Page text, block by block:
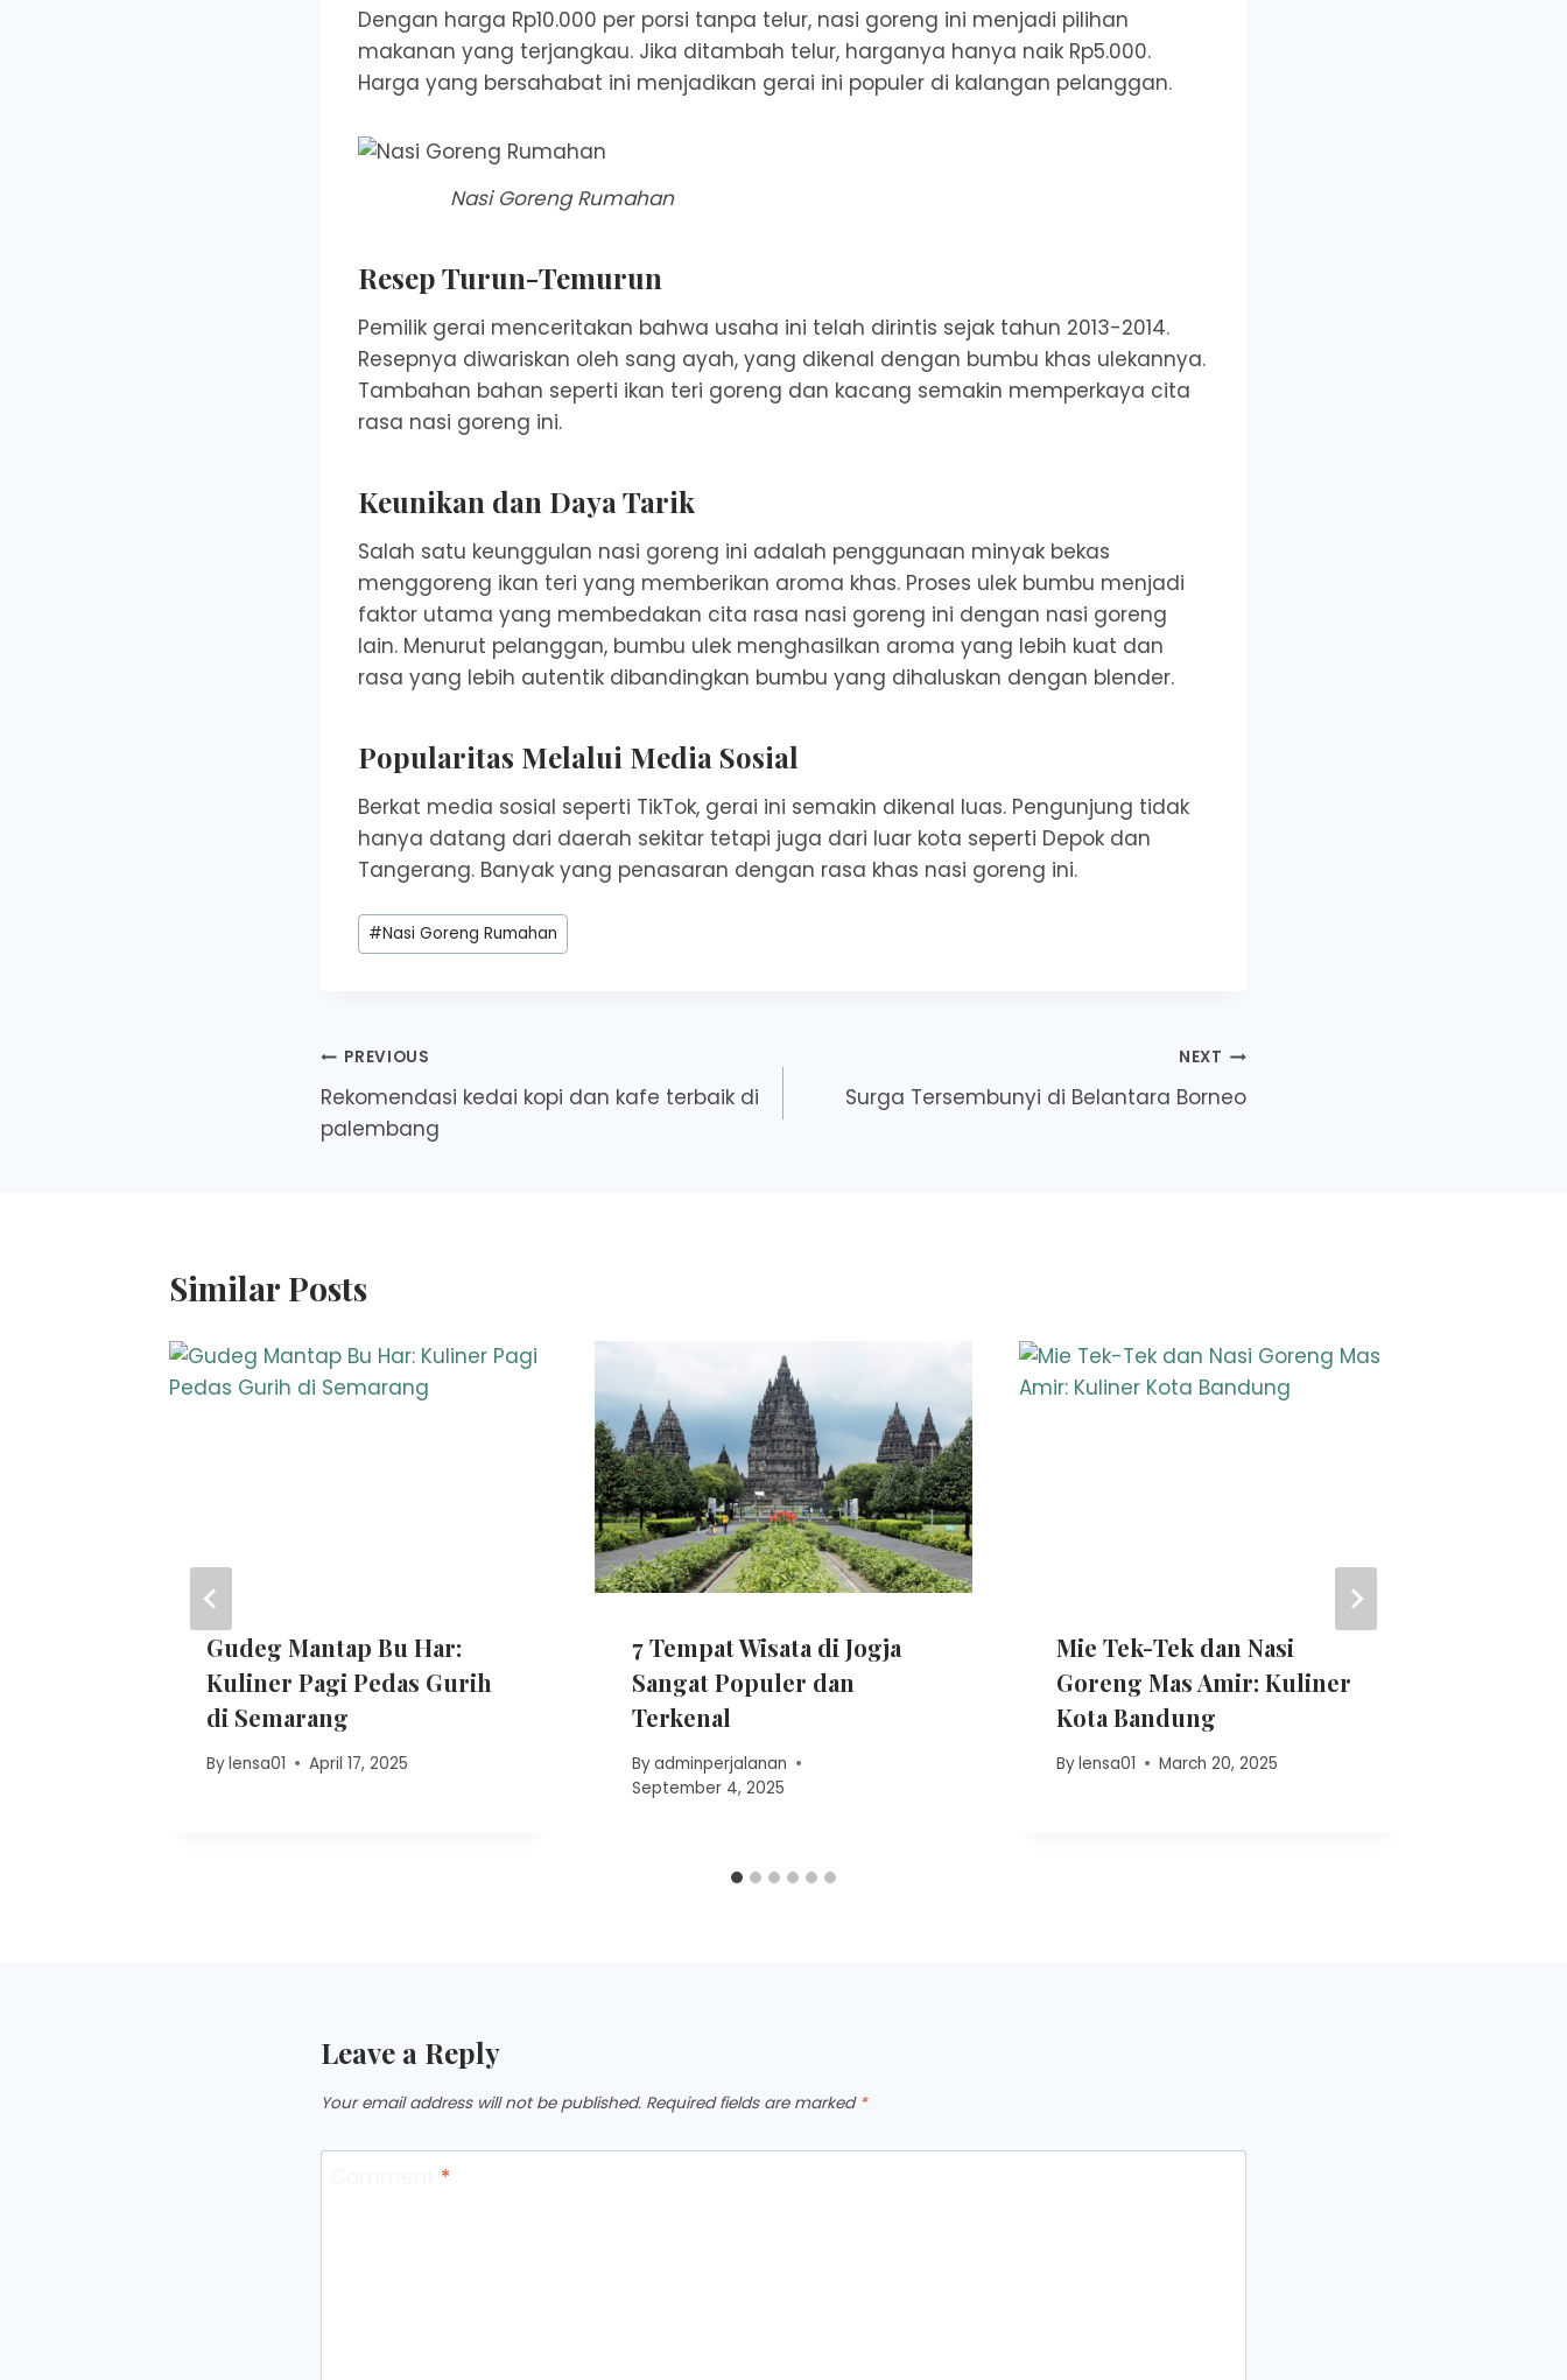
Dengan harga Rp10.000 per porsi tanpa telur, nasi goreng ini menjadi pilihan
makanan yang terjangkau. Jika ditambah telur, harganya hanya naik Rp5.000.
Harga yang bersahabat ini menjadikan gerai ini populer di kalangan pelanggan.
Nasi Goreng Rumahan
Resep Turun-Temurun
Pemilik gerai menceritakan bahwa usaha ini telah dirintis sejak tahun 2013-2014.
Resepnya diwariskan oleh sang ayah, yang dikenal dengan bumbu khas ulekannya.
Tambahan bahan seperti ikan teri goreng dan kacang semakin memperkaya cita
rasa nasi goreng ini.
Keunikan dan Daya Tarik
Salah satu keunggulan nasi goreng ini adalah penggunaan minyak bekas
menggoreng ikan teri yang memberikan aroma khas. Proses ulek bumbu menjadi
faktor utama yang membedakan cita rasa nasi goreng ini dengan nasi goreng
lain. Menurut pelanggan, bumbu ulek menghasilkan aroma yang lebih kuat dan
rasa yang lebih autentik dibandingkan bumbu yang dihaluskan dengan blender.
Popularitas Melalui Media Sosial
Berkat media sosial seperti TikTok, gerai ini semakin dikenal luas. Pengunjung tidak
hanya datang dari daerah sekitar tetapi juga dari luar kota seperti Depok dan
Tangerang. Banyak yang penasaran dengan rasa khas nasi goreng ini.
Post
Tags:
#Nasi Goreng Rumahan
Post
navigation
PREVIOUS
Rekomendasi kedai kopi dan kafe terbaik di
palembang
NEXT
Surga Tersembunyi di Belantara Borneo
Similar Posts
Gudeg Mantap Bu Har:
Kuliner Pagi Pedas Gurih
di Semarang
Bylensa01 April 17, 2025
7 Tempat Wisata di Jogja
Sangat Populer dan
Terkenal
Byadminperjalanan
September 4, 2025
Mie Tek-Tek dan Nasi
Goreng Mas Amir: Kuliner
Kota Bandung
Bylensa01 March 20, 2025
Leave a Reply
Your email address will not be published. Required fields are marked *
*